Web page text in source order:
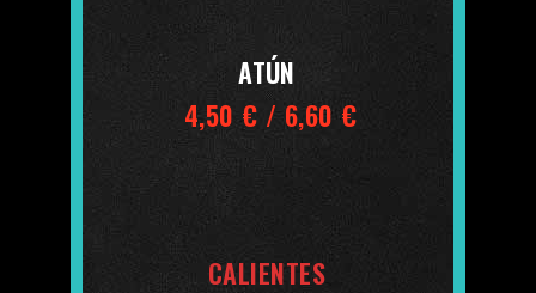
ATÚN
4,50 € / 6,60 €
CALIENTES